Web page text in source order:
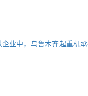
业中，乌鲁木齐起重